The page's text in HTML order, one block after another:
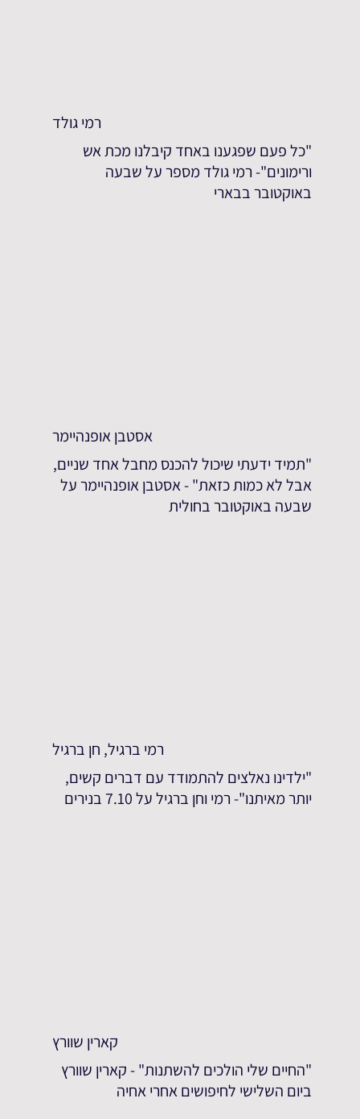
רמי גולד
"כל פעם שפגענו באחד קיבלנו מכת אש
ורימונים"- רמי גולד מספר על שבעה
באוקטובר בבארי
אסטבן אופנהיימר
"תמיד ידעתי שיכול להכנס מחבל אחד שניים,
אבל לא כמות כזאת" - אסטבן אופנהיימר על
שבעה באוקטובר בחולית
רמי ברגיל, חן ברגיל
"ילדינו נאלצים להתמודד עם דברים קשים,
יותר מאיתנו"- רמי וחן ברגיל על 7.10 בנירים
קארין שוורץ
"החיים שלי הולכים להשתנות" - קארין שוורץ
ביום השלישי לחיפושים אחרי אחיה